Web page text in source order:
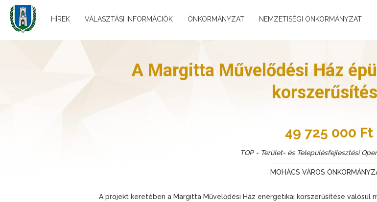
HÍREK VÁLASZTÁSI INFORMÁCIÓK ÖNKORMÁNYZAT NEMZETISÉGI ÖNKORMÁNYZAT
A Margitta Művelődési Ház
49 725 000 Ft
TOP - Terület- és Településfejlesztési
MOHÁCS VÁROS
A projekt keretében a Margitta Művelődési Ház energetikai korszerűsítése valósul